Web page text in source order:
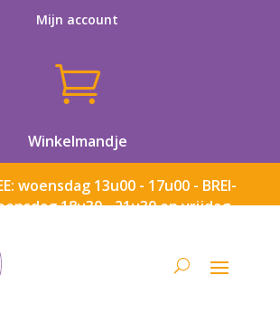
Mijn account

Winkelmandje
woensdag 13u00 - 17u00 - BREI-
18u30 - 21u30 en vrijdag